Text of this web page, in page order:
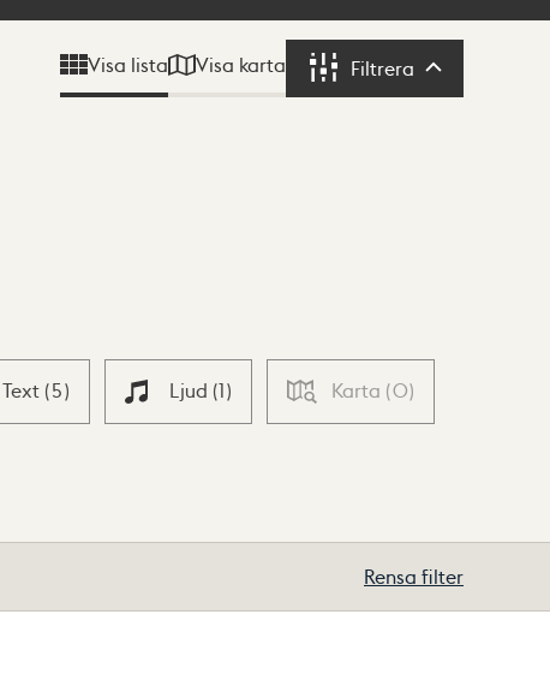
Visa lista Visa karta Filtrera Filtrera
Text (5) Ljud (1) Karta (0)
Rensa filter